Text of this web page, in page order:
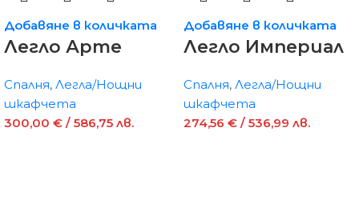
Добавяне в количката
Легло Арте
Спалня, Легла/Нощни
шкафчета
300,00 € / 586,75 лв.
Добавяне в количката
Легло Империал
Спалня, Легла/Нощни
шкафчета
274,56 € / 536,99 лв.